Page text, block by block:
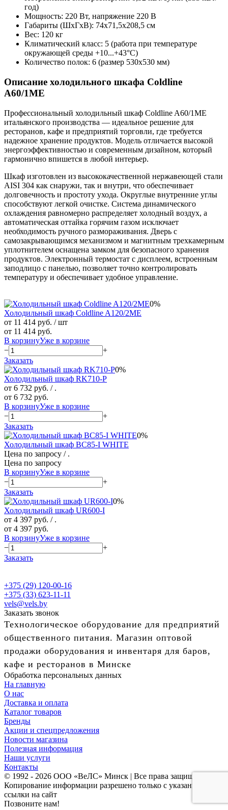
год)
Мощность: 220 Вт, напряжение 220 В
Габариты (ШxГxВ): 74x71,5x208,5 см
Вес: 120 кг
Климатический класс: 5 (работа при температуре
окружающей среды +10...+43°C)
Количество полок: 6 (размер 530x530 мм)
Описание холодильного шкафа Coldline
A60/1ME
Профессиональный холодильный шкаф Coldline A60/1ME
итальянского производства — идеальное решение для
ресторанов, кафе и предприятий торговли, где требуется
надежное хранение продуктов. Модель отличается высокой
энергоэффективностью и современным дизайном, который
гармонично впишется в любой интерьер.
Шкаф изготовлен из высококачественной нержавеющей стали
AISI 304 как снаружи, так и внутри, что обеспечивает
долговечность и простоту ухода. Округлые внутренние углы
способствуют легкой очистке. Система динамического
охлаждения равномерно распределяет холодный воздух, а
автоматическая оттайка горячим газом исключает
необходимость ручного размораживания. Дверь с
самозакрывающимся механизмом и магнитным трехкамерным
уплотнителем оснащена замком для безопасного хранения
продуктов. Электронный термостат с дисплеем, встроенным
заподлицо с панелью, позволяет точно контролировать
температуру и обеспечивает удобное управление.
0%
Холодильный шкаф Coldline A120/2ME
от 11 414 руб. / шт
от 11 414 руб.
В корзинуУже в корзине
−
+
Заказать
0%
Холодильный шкаф RK710-P
от 6 732 руб. / .
от 6 732 руб.
В корзинуУже в корзине
−
+
Заказать
0%
Холодильный шкаф BC85-I WHITE
Цена по запросу / .
Цена по запросу
В корзинуУже в корзине
−
+
Заказать
0%
Холодильный шкаф UR600-I
от 4 397 руб. / .
от 4 397 руб.
В корзинуУже в корзине
−
+
Заказать
+375 (29) 120-00-16
+375 (33) 623-11-11
vels@vels.by
Заказать звонок
Технологическое оборудование для предприятий
общественного питания. Магазин оптовой
продажи оборудования и инвентаря для баров,
кафе и ресторанов в Минске
Обработка персональных данных
На главную
О нас
Доставка и оплата
Каталог товаров
Бренды
Акции и спецпредложения
Новости магазина
Полезная информация
Наши услуги
Контакты
© 1992 - 2026 ООО «ВеЛС» Минск | Все права защищены
Копирование информации разрешено только с указанием
ссылки на сайт
Позвоните нам!